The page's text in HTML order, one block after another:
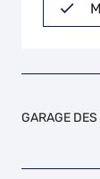
GARAGE